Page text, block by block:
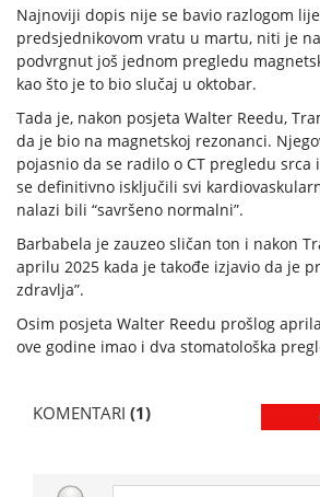
Najnoviji dopis nije se bavio razlogom
predsjednikovom vratu u martu, niti je
podvrgnut još jednom pregledu
kao što je to bio slučaj u oktobar.
Tada je, nakon posjeta Walter Reedu,
da je bio na magnetskoj rezonanci.
pojasnio da se radilo o CT pregledu srca
se definitivno isključili svi
nalazi bili “savršeno normalni”.
Barbabela je zauzeo sličan ton i nakon
aprilu 2025 kada je takođe izjavio da je
zdravlja”.
Osim posjeta Walter Reedu prošlog
ove godine imao i dva stomatološka
KOMENTARI (1)